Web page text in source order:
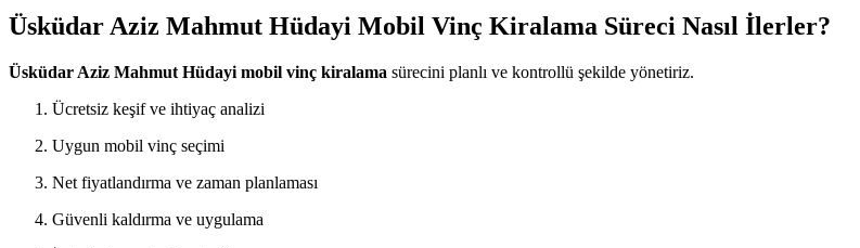
Üsküdar Aziz Mahmut Hüdayi Mobil Vinç Kiralama Süreci Nasıl İlerler?
Üsküdar Aziz Mahmut Hüdayi mobil vinç kiralama sürecini planlı ve kontrollü şekilde yönetiriz.
Ücretsiz keşif ve ihtiyaç analizi
Uygun mobil vinç seçimi
Net fiyatlandırma ve zaman planlaması
Güvenli kaldırma ve uygulama